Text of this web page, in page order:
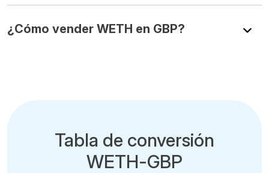
¿Cómo vender WETH en GBP?
Tabla de conversión
WETH-GBP